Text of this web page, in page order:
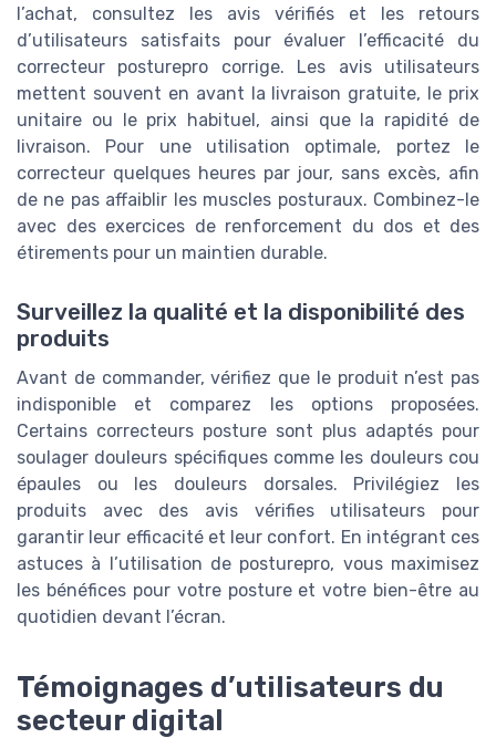
l’achat, consultez les avis vérifiés et les retours
d’utilisateurs satisfaits pour évaluer l’efficacité du
correcteur posturepro corrige. Les avis utilisateurs
mettent souvent en avant la livraison gratuite, le prix
unitaire ou le prix habituel, ainsi que la rapidité de
livraison. Pour une utilisation optimale, portez le
correcteur quelques heures par jour, sans excès, afin
de ne pas affaiblir les muscles posturaux. Combinez-le
avec des exercices de renforcement du dos et des
étirements pour un maintien durable.
Surveillez la qualité et la disponibilité des
produits
Avant de commander, vérifiez que le produit n’est pas
indisponible et comparez les options proposées.
Certains correcteurs posture sont plus adaptés pour
soulager douleurs spécifiques comme les douleurs cou
épaules ou les douleurs dorsales. Privilégiez les
produits avec des avis vérifies utilisateurs pour
garantir leur efficacité et leur confort. En intégrant ces
astuces à l’utilisation de posturepro, vous maximisez
les bénéfices pour votre posture et votre bien-être au
quotidien devant l’écran.
Témoignages d’utilisateurs du
secteur digital